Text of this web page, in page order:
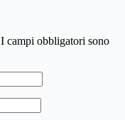
I campi obbligatori sono